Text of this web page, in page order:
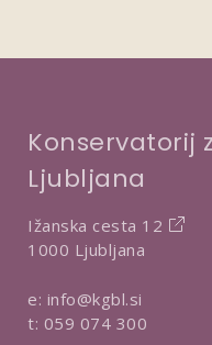
Konservatorij
Ljubljana
Ižanska cesta 12
1000 Ljubljana
e: info@kgbl.si
t: 059 074 300